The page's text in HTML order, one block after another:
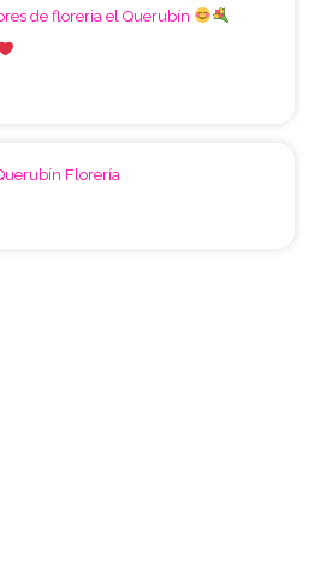
de floreria el Querubín
Florería